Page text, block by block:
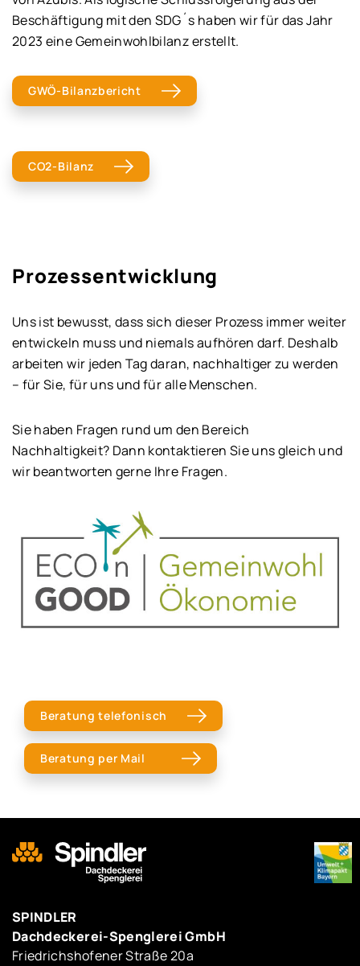
Beschäftigung mit den SDG´s haben wir für das Jahr
2023 eine Gemeinwohlbilanz erstellt.
GWÖ-Bilanzbericht
CO2-Bilanz
Prozessentwicklung
Uns ist bewusst, dass sich dieser Prozess immer weiter
entwickeln muss und niemals aufhören darf. Deshalb
arbeiten wir jeden Tag daran, nachhaltiger zu werden
– für Sie, für uns und für alle Menschen.
Sie haben Fragen rund um den Bereich
Nachhaltigkeit? Dann kontaktieren Sie uns gleich und
wir beantworten gerne Ihre Fragen.
Beratung telefonisch
Beratung per Mail
SPINDLER
Dachdeckerei-Spenglerei GmbH
Friedrichshofener Straße 20a